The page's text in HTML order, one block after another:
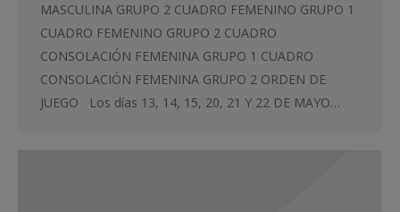
MASCULINA GRUPO 2 CUADRO FEMENINO GRUPO 1
CUADRO FEMENINO GRUPO 2 CUADRO
CONSOLACIÓN FEMENINA GRUPO 1 CUADRO
CONSOLACIÓN FEMENINA GRUPO 2 ORDEN DE
JUEGO Los días 13, 14, 15, 20, 21 Y 22 DE MAYO…